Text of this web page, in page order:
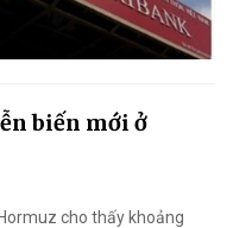
biến mới ở
cho thấy khoảng